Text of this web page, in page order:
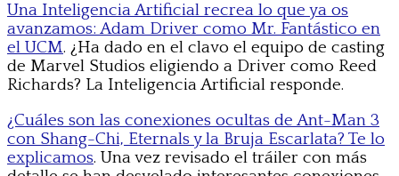
Una Inteligencia Artificial recrea lo que ya os
avanzamos: Adam Driver como Mr. Fantástico en
el UCM. ¿Ha dado en el clavo el equipo de casting
de Marvel Studios eligiendo a Driver como Reed
Richards? La Inteligencia Artificial responde.
¿Cuáles son las conexiones ocultas de Ant-Man 3
con Shang-Chi, Eternals y la Bruja Escarlata? Te lo
explicamos. Una vez revisado el tráiler con más